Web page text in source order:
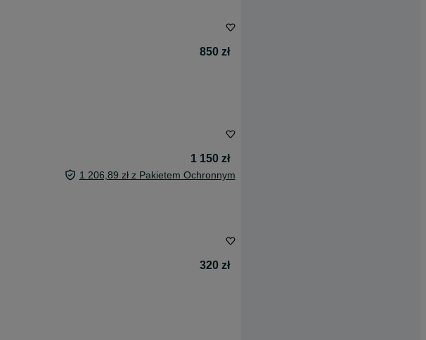
850 zł
1 150 zł
1 206,89 zł z Pakietem Ochronnym
320 zł